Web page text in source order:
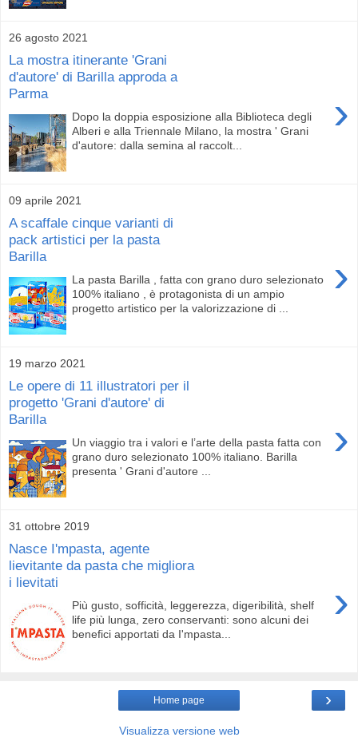
26 agosto 2021
La mostra itinerante 'Grani
d'autore' di Barilla approda a
Parma
›
Dopo la doppia esposizione alla Biblioteca degli
Alberi e alla Triennale Milano, la mostra ' Grani
d'autore: dalla semina al raccolt...
09 aprile 2021
A scaffale cinque varianti di
pack artistici per la pasta
Barilla
›
La pasta Barilla , fatta con grano duro selezionato
100% italiano , è protagonista di un ampio
progetto artistico per la valorizzazione di ...
19 marzo 2021
Le opere di 11 illustratori per il
progetto 'Grani d'autore' di
Barilla
›
Un viaggio tra i valori e l’arte della pasta fatta con
grano duro selezionato 100% italiano. Barilla
presenta ' Grani d'autore ...
31 ottobre 2019
Nasce I'mpasta, agente
lievitante da pasta che migliora
i lievitati
›
Più gusto, sofficità, leggerezza, digeribilità, shelf
life più lunga, zero conservanti: sono alcuni dei
benefici apportati da I'mpasta...
›
Home page
Visualizza versione web